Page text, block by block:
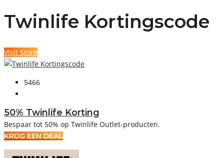
Twinlife Kortingscode
Visit Store
5466
50% Twinlife Korting
Bespaar tot 50% op Twinlife Outlet-producten.
KRIJG EEN DEAL